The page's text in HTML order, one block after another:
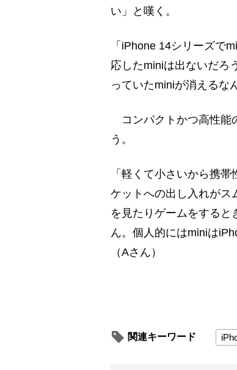
い」と嘆く。
「iPhone 14シリーズで
応したminiは出ないだろ
っていたminiが消えるな
コンパクトかつ高性能
う。
「軽くて小さいから携
ケットへの出し入れがス
を見たりゲームをする
ん。個人的にはminiは
（Aさん）
関連キーワード